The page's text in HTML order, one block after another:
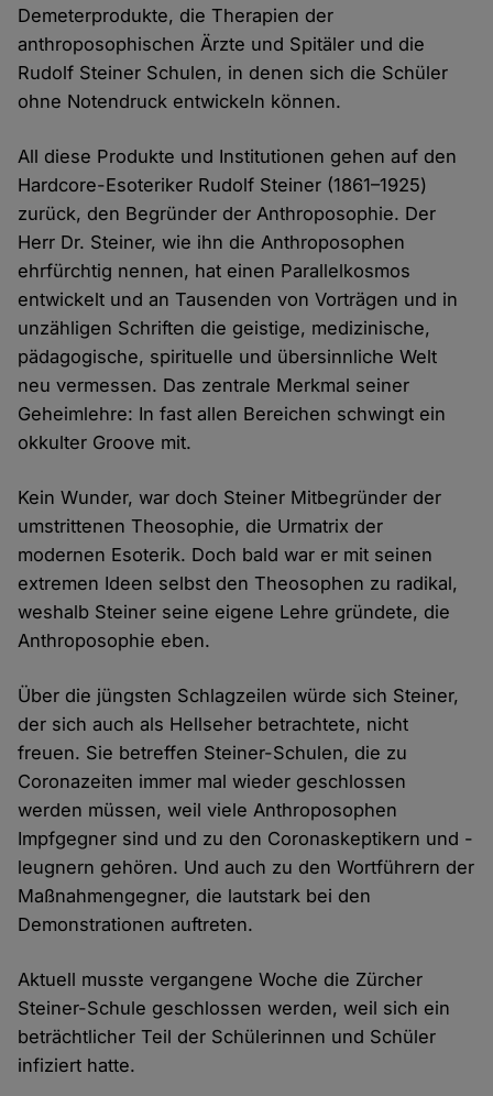
Demeterprodukte, die Therapien der
anthroposophischen Ärzte und Spitäler und die
Rudolf Steiner Schulen, in denen sich die Schüler
ohne Notendruck entwickeln können.
All diese Produkte und Institutionen gehen auf den
Hardcore-Esoteriker Rudolf Steiner (1861–1925)
zurück, den Begründer der Anthroposophie. Der
Herr Dr. Steiner, wie ihn die Anthroposophen
ehrfürchtig nennen, hat einen Parallelkosmos
entwickelt und an Tausenden von Vorträgen und in
unzähligen Schriften die geistige, medizinische,
pädagogische, spirituelle und übersinnliche Welt
neu vermessen. Das zentrale Merkmal seiner
Geheimlehre: In fast allen Bereichen schwingt ein
okkulter Groove mit.
Kein Wunder, war doch Steiner Mitbegründer der
umstrittenen Theosophie, die Urmatrix der
modernen Esoterik. Doch bald war er mit seinen
extremen Ideen selbst den Theosophen zu radikal,
weshalb Steiner seine eigene Lehre gründete, die
Anthroposophie eben.
Über die jüngsten Schlagzeilen würde sich Steiner,
der sich auch als Hellseher betrachtete, nicht
freuen. Sie betreffen Steiner-Schulen, die zu
Coronazeiten immer mal wieder geschlossen
werden müssen, weil viele Anthroposophen
Impfgegner sind und zu den Coronaskeptikern und -
leugnern gehören. Und auch zu den Wortführern der
Maßnahmengegner, die lautstark bei den
Demonstrationen auftreten.
Aktuell musste vergangene Woche die Zürcher
Steiner-Schule geschlossen werden, weil sich ein
beträchtlicher Teil der Schülerinnen und Schüler
infiziert hatte.